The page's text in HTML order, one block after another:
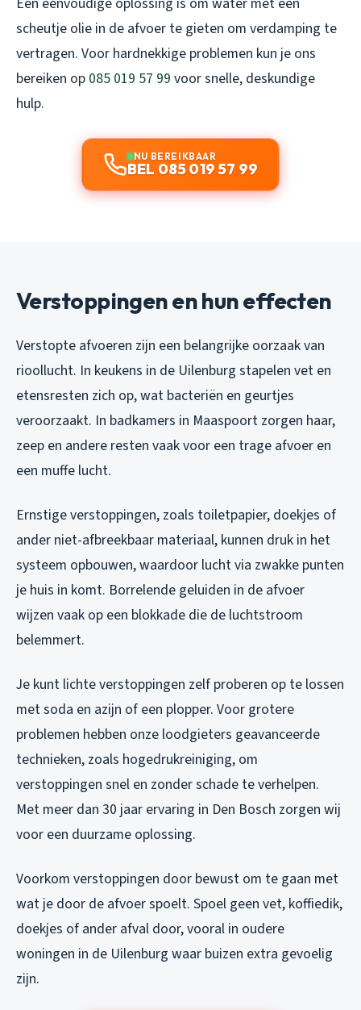
scheutje olie in de afvoer te gieten om verdamping te
vertragen. Voor hardnekkige problemen kun je ons
bereiken op 085 019 57 99 voor snelle, deskundige
hulp.
NU BEREIKBAAR
BEL 085 019 57 99
Verstoppingen en hun effecten
Verstopte afvoeren zijn een belangrijke oorzaak van
rioollucht. In keukens in de Uilenburg stapelen vet en
etensresten zich op, wat bacteriën en geurtjes
veroorzaakt. In badkamers in Maaspoort zorgen haar,
zeep en andere resten vaak voor een trage afvoer en
een muffe lucht.
Ernstige verstoppingen, zoals toiletpapier, doekjes of
ander niet-afbreekbaar materiaal, kunnen druk in het
systeem opbouwen, waardoor lucht via zwakke punten
je huis in komt. Borrelende geluiden in de afvoer
wijzen vaak op een blokkade die de luchtstroom
belemmert.
Je kunt lichte verstoppingen zelf proberen op te lossen
met soda en azijn of een plopper. Voor grotere
problemen hebben onze loodgieters geavanceerde
technieken, zoals hogedrukreiniging, om
verstoppingen snel en zonder schade te verhelpen.
Met meer dan 30 jaar ervaring in Den Bosch zorgen wij
voor een duurzame oplossing.
Voorkom verstoppingen door bewust om te gaan met
wat je door de afvoer spoelt. Spoel geen vet, koffiedik,
doekjes of ander afval door, vooral in oudere
woningen in de Uilenburg waar buizen extra gevoelig
zijn.